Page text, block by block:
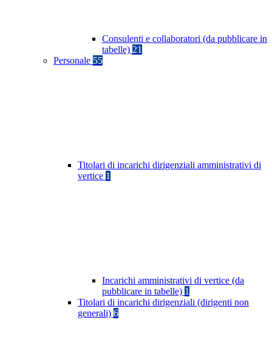
Consulenti e collaboratori (da pubblicare in
tabelle) 21
Personale 55
Titolari di incarichi dirigenziali amministrativi di
vertice 1
Incarichi amministrativi di vertice (da
pubblicare in tabelle) 1
Titolari di incarichi dirigenziali (dirigenti non
generali) 6